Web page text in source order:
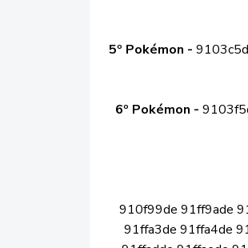
5º Pokémon -
6º Pokémon -
910f99de 91ff9ade
91ffa3de 91ffa4de